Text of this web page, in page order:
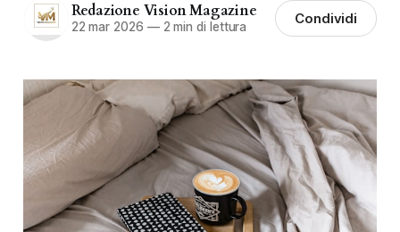
Redazione Vision Magazine
22 mar 2026 —2 min di lettura Condividi